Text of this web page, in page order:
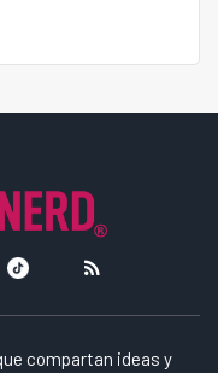
compartan ideas y